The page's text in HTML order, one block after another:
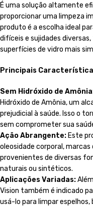
É uma solução altamente
proporcionar uma limpeza
produto é a escolha ideal
difíceis e sujidades
superfícies de vidro mais
Principais
Sem Hidróxido de
Hidróxido de Amônia, um
prejudicial à saúde. Isso o
sem comprometer sua
Ação Abrangente: Este
oleosidade corporal,
provenientes de diversas
naturais ou sintéticos.
Aplicações Variadas:
Vision também é indicado
usá-lo para limpar espelhos,